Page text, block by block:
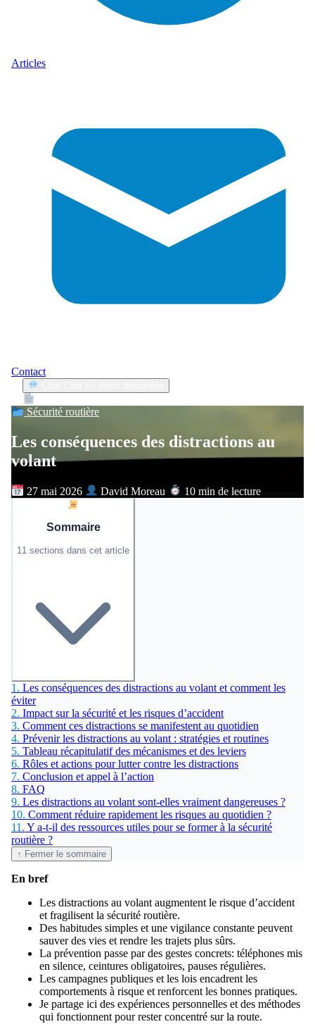
Articles
Contact
Sécurité routière
Les conséquences des distractions au
volant
27 mai 2026 David Moreau 10 min de lecture
Sommaire
11 sections dans cet article
1. Les conséquences des distractions au volant et comment les
éviter
2. Impact sur la sécurité et les risques d’accident
3. Comment ces distractions se manifestent au quotidien
4. Prévenir les distractions au volant : stratégies et routines
5. Tableau récapitulatif des mécanismes et des leviers
6. Rôles et actions pour lutter contre les distractions
7. Conclusion et appel à l’action
8. FAQ
9. Les distractions au volant sont-elles vraiment dangereuses ?
10. Comment réduire rapidement les risques au quotidien ?
11. Y a-t-il des ressources utiles pour se former à la sécurité
routière ?
↑ Fermer le sommaire
En bref
Les distractions au volant augmentent le risque d’accident
et fragilisent la sécurité routière.
Des habitudes simples et une vigilance constante peuvent
sauver des vies et rendre les trajets plus sûrs.
La prévention passe par des gestes concrets: téléphones mis
en silence, ceintures obligatoires, pauses régulières.
Les campagnes publiques et les lois encadrent les
comportements à risque et renforcent les bonnes pratiques.
Je partage ici des expériences personnelles et des méthodes
qui fonctionnent pour rester concentré sur la route.